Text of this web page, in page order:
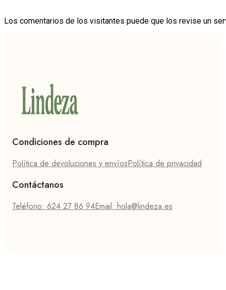
Los comentarios de los visitantes puede que los revise un
Condiciones de compra
Política de devoluciones y envíosPolítica de privacidad
Contáctanos
Teléfono: 624 27 86 94Email: hola@lindeza.es